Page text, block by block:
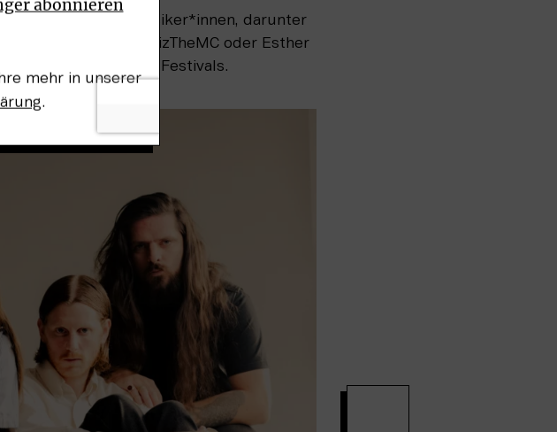
jungen frischen Musiker*innen, darunter
Chloe Moriondo, WizTheMC oder Esther
des Reeperbahn Festivals.
abonnieren
Wir senden keinen Spam! Erfahre mehr in unserer
.